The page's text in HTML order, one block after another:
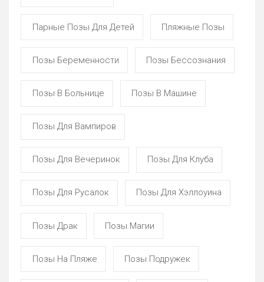
Парные Позы Для Детей Пляжные Позы
Позы Беременности Позы Бессознания
Позы В Больнице Позы В Машине
Позы Для Вампиров
Позы Для Вечеринок Позы Для Клуба
Позы Для Русалок Позы Для Хэллоуина
Позы Драк Позы Магии
Позы На Пляже Позы Подружек